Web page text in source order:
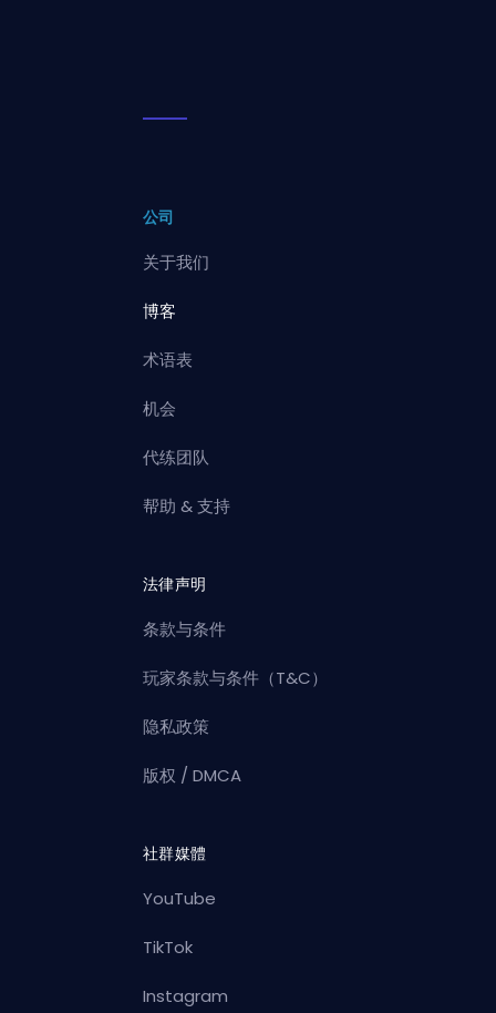
公司
关于我们
博客
术语表
机会
代练团队
帮助 & 支持
法律声明
条款与条件
玩家条款与条件（T&C）
隐私政策
版权 / DMCA
社群媒體
YouTube
TikTok
Instagram